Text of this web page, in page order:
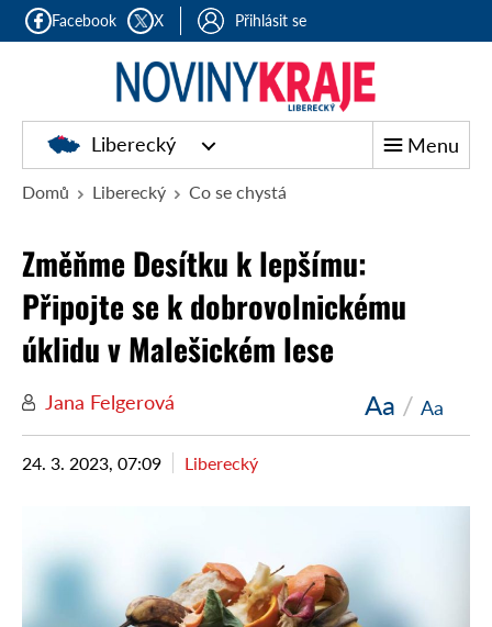
Facebook X Přihlásit se
Liberecký Menu
Domů Liberecký Co se chystá
Změňme Desítku k lepšímu:
Připojte se k dobrovolnickému
úklidu v Malešickém lese
Jana Felgerová Aa / Aa
24. 3. 2023, 07:09 Liberecký